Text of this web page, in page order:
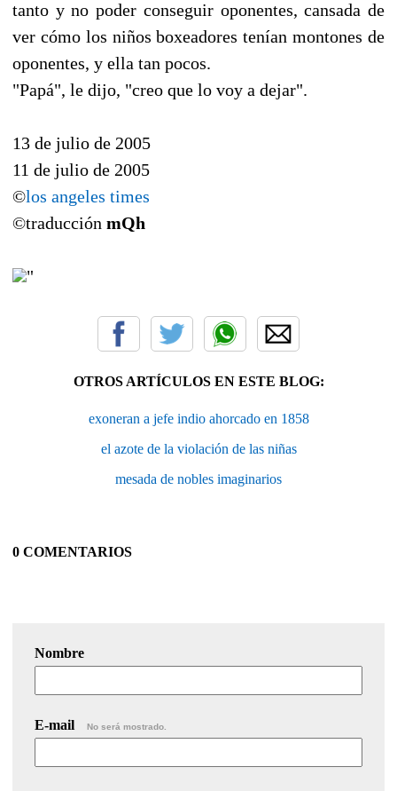
tanto y no poder conseguir oponentes, cansada de
ver cómo los niños boxeadores tenían montones de
oponentes, y ella tan pocos.
"Papá", le dijo, "creo que lo voy a dejar".
13 de julio de 2005
11 de julio de 2005
©los angeles times
©traducción mQh
"
OTROS ARTÍCULOS EN ESTE BLOG:
exoneran a jefe indio ahorcado en 1858
el azote de la violación de las niñas
mesada de nobles imaginarios
0 COMENTARIOS
Nombre
E-mail No será mostrado.